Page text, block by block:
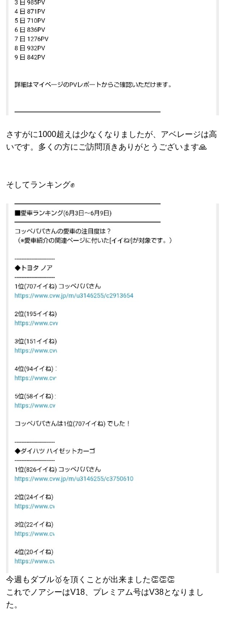
さすがに1000超えは少なくなりましたが、アベレージは高
いです。多くの方にご訪問頂きありがとうございます🙏
そしてランキング✊
今週もダブル🥇を頂くことが出来ました👏👏👏
これでノアシーはV18、プレミアム号はV38となりまし
た。